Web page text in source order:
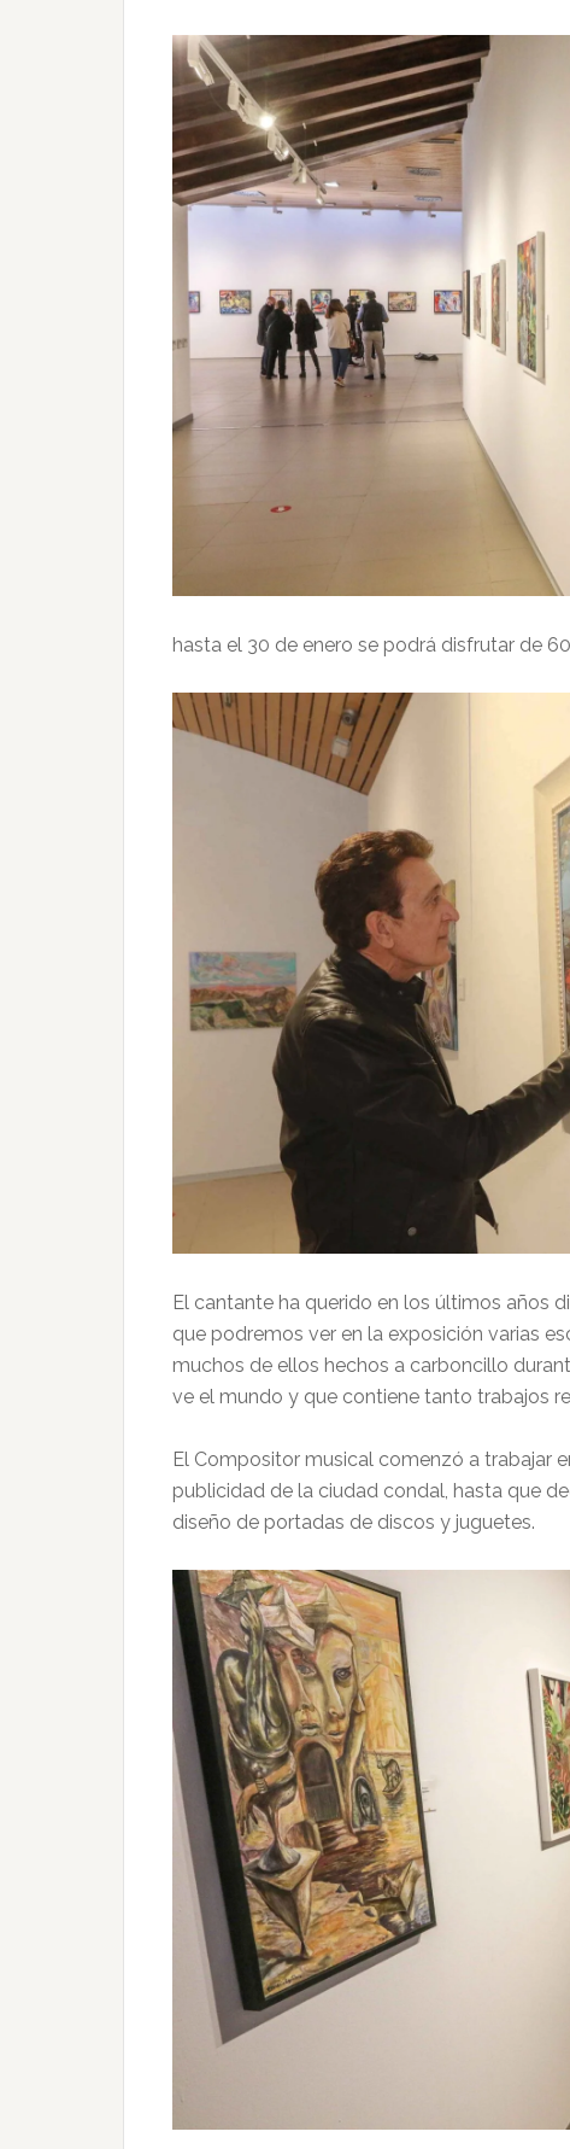
hasta el 30 de enero se podrá disfrutar de
El cantante ha querido en los últimos años
que podremos ver en la exposición varias
muchos de ellos hechos a carboncillo
ve el mundo y que contiene tanto trabajos
El Compositor musical comenzó a trabajar
publicidad de la ciudad condal, hasta que
diseño de portadas de discos y juguetes.